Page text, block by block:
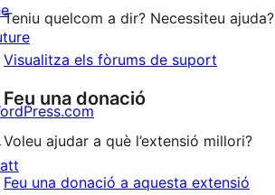
Teniu quelcom a dir? Necessiteu ajuda?
Visualitza els fòrums de suport
Feu una donació
Voleu ajudar a què l’extensió millori?
Feu una donació a aquesta extensió